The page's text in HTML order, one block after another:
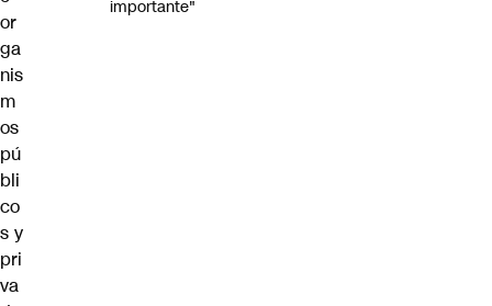
or
ga
nis
m
os
pú
bli
co
s y
pri
va
importante"